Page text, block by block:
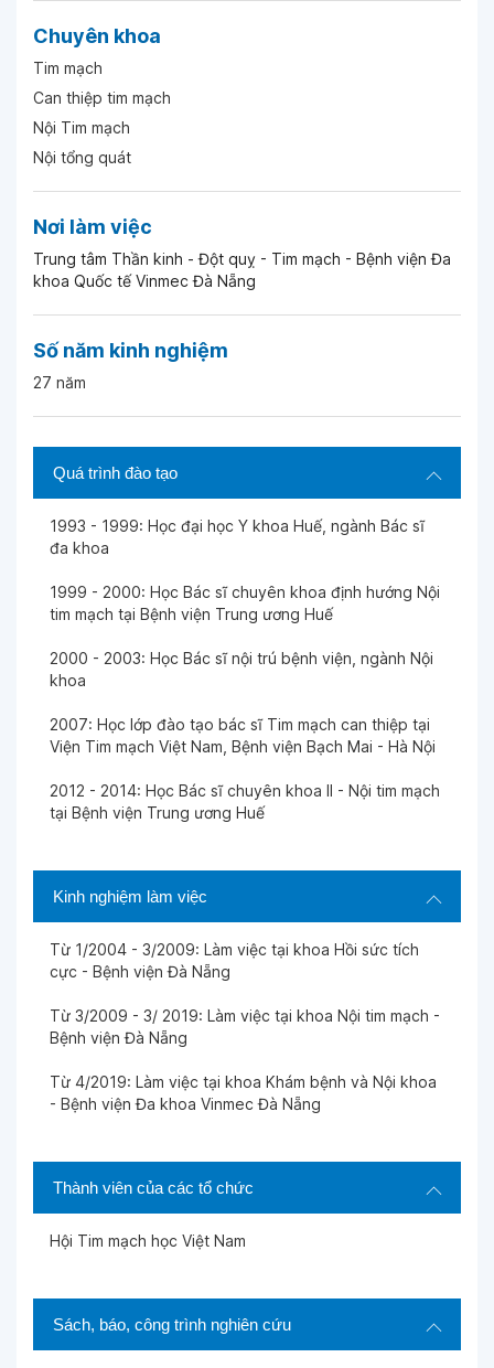
Chuyên khoa
Tim mạch
Can thiệp tim mạch
Nội Tim mạch
Nội tổng quát
Nơi làm việc
Trung tâm Thần kinh - Đột quỵ - Tim mạch - Bệnh viện Đa
khoa Quốc tế Vinmec Đà Nẵng
Số năm kinh nghiệm
27 năm
Quá trình đào tạo
1993 - 1999: Học đại học Y khoa Huế, ngành Bác sĩ
đa khoa
1999 - 2000: Học Bác sĩ chuyên khoa định hướng Nội
tim mạch tại Bệnh viện Trung ương Huế
2000 - 2003: Học Bác sĩ nội trú bệnh viện, ngành Nội
khoa
2007: Học lớp đào tạo bác sĩ Tim mạch can thiệp tại
Viện Tim mạch Việt Nam, Bệnh viện Bạch Mai - Hà Nội
2012 - 2014: Học Bác sĩ chuyên khoa II - Nội tim mạch
tại Bệnh viện Trung ương Huế
Kinh nghiệm làm việc
Từ 1/2004 - 3/2009: Làm việc tại khoa Hồi sức tích
cực - Bệnh viện Đà Nẵng
Từ 3/2009 - 3/ 2019: Làm việc tại khoa Nội tim mạch -
Bệnh viện Đà Nẵng
Từ 4/2019: Làm việc tại khoa Khám bệnh và Nội khoa
- Bệnh viện Đa khoa Vinmec Đà Nẵng
Thành viên của các tổ chức
Hội Tim mạch học Việt Nam
Sách, báo, công trình nghiên cứu
Ngày 16-01-2026
Ngày 25-10-2025
Ngày 21-10-2025